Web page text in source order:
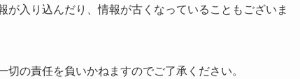
入り込んだり、情報が古くなっていることもございま
の責任を負いかねますのでご了承ください。